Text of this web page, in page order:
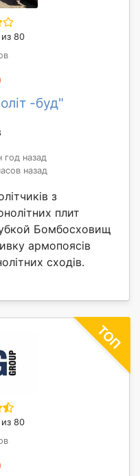
80
-буд"
год назад
назад
з
плит
Бомбосховищ
армопоясів
сходів.
80